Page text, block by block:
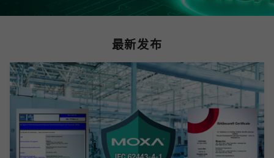
Moxa
最新发布